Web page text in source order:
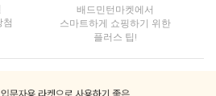
배드민턴마켓에서
스마트하게 쇼핑하기 위한
플러스 팁!